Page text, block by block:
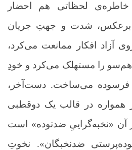
خاطره‌ی لحظاتی هم احضار
برعکس، شدت و جهتِ جریان
آزاد افکار ممانعت می‌کرد،
ناهم‌سو را مستهلک می‌کرد و خودِ
فرسوده می‌ساخت. دست‌آخر،
همواره در قالب یک دوقطبی
آن «نخبه‌گراییِ ضدتوده» است
ضدنخبگان». نخوتِ